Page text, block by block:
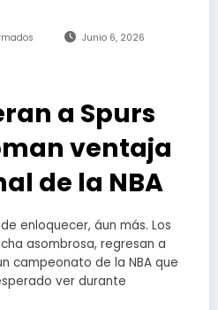
Junio 6, 2026
a Spurs
ventaja
de la NBA
enloquecer, áun más. Los
asombrosa, regresan a
campeonato de la NBA que
ver durante